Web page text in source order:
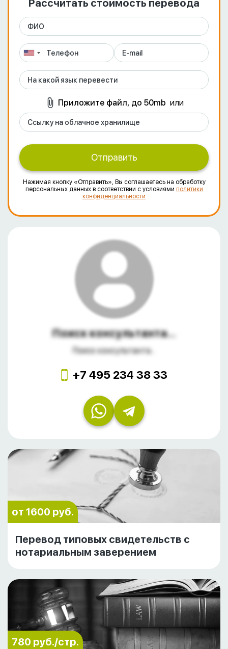
Рассчитать стоимость перевода
Приложите файл, до 50mb или
Отправить
Нажимая кнопку «Отправить», Вы соглашаетесь на обработку
персональных данных в соответствии с условиями политики
конфиденциальности
Поиск консультанта...
Поиск консультанта...
+7 495 234 38 33
от 1600 руб.
Перевод типовых свидетельств с
нотариальным заверением
780 руб./стр.